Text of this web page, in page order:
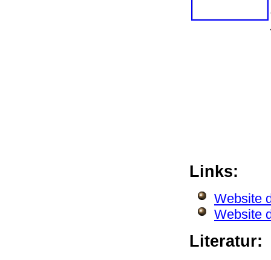
Links:
Website
Website
Literatur: